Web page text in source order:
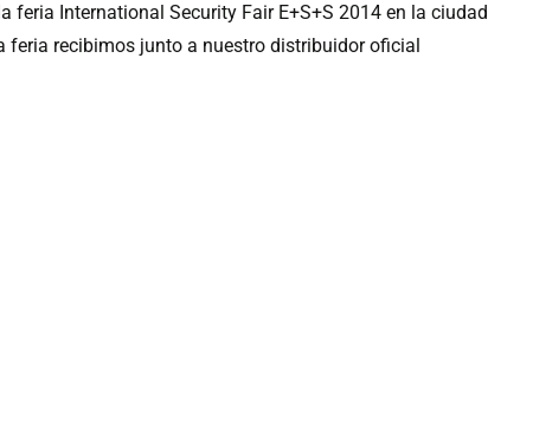
feria International Security Fair E+S+S 2014 en la ciudad
feria recibimos junto a nuestro distribuidor oficial